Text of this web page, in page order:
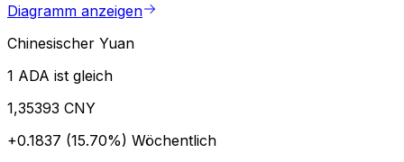
Diagramm anzeigen
Chinesischer Yuan
1 ADA ist gleich
1,35393 CNY
+0.1837 (15.70%) Wöchentlich